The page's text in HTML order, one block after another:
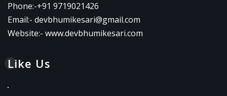
Phone:-+91 9719021426
Email:- devbhumikesari@gmail.com
Website:- www.devbhumikesari.com
Like Us